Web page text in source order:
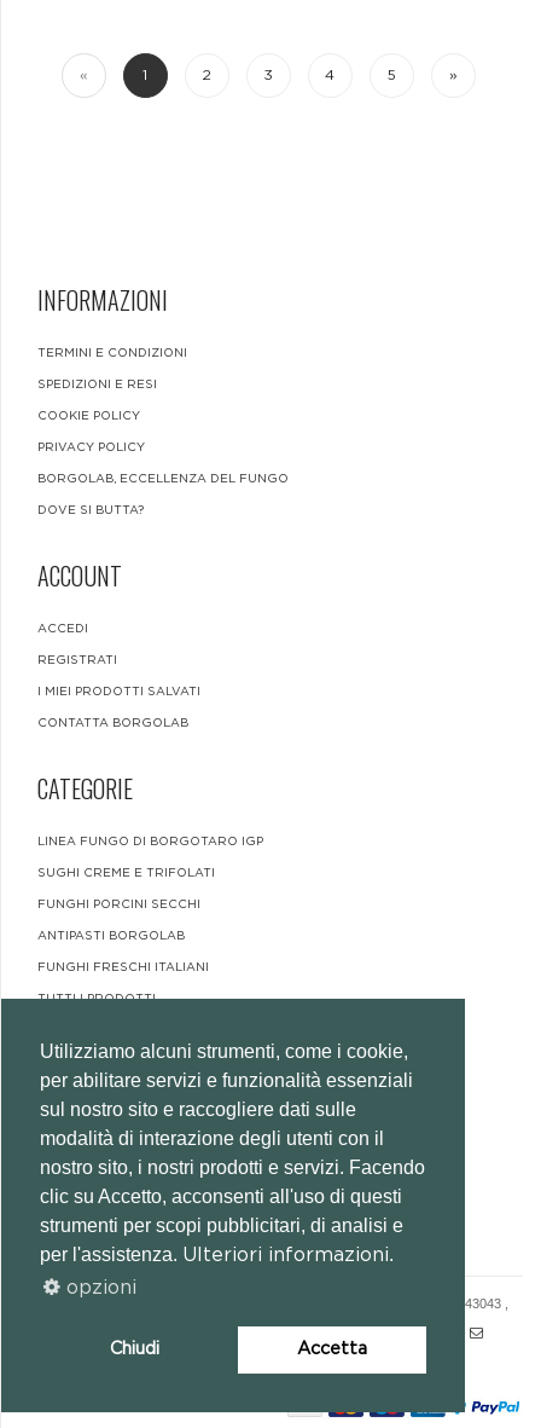
Utilizziamo alcuni strumenti, come i cookie,
per abilitare servizi e funzionalità essenziali
sul nostro sito e raccogliere dati sulle
modalità di interazione degli utenti con il
nostro sito, i nostri prodotti e servizi. Facendo
clic su Accetto, acconsenti all'uso di questi
strumenti per scopi pubblicitari, di analisi e
per l'assistenza. Ulteriori informazioni.
opzioni
Chiudi Accetta
« 1 2 3 4 5 »
INFORMAZIONI
TERMINI E CONDIZIONI
SPEDIZIONI E RESI
COOKIE POLICY
PRIVACY POLICY
BORGOLAB, ECCELLENZA DEL FUNGO
DOVE SI BUTTA?
ACCOUNT
ACCEDI
REGISTRATI
I MIEI PRODOTTI SALVATI
CONTATTA BORGOLAB
CATEGORIE
LINEA FUNGO DI BORGOTARO IGP
SUGHI CREME E TRIFOLATI
FUNGHI PORCINI SECCHI
ANTIPASTI BORGOLAB
FUNGHI FRESCHI ITALIANI
TUTTI I PRODOTTI
GRANDI FORMATI HO RE CA
EVENTO DEGUSTAZIONE FUNGHI
DOWNLOAD
© 2026 BORGOLAB SRL SOCIO UNICO - VIA CAMPO FORTUNA 1/B - 43043 ,